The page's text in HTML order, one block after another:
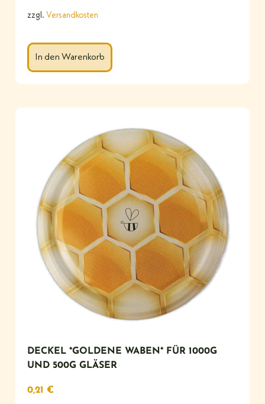
zzgl. Versandkosten
In den Warenkorb
DECKEL *GOLDENE WABEN* FÜR 1000G
UND 500G GLÄSER
0,21 €